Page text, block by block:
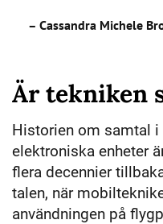
– Cassandra Michele
Är tekniken
Historien om samtal
elektroniska enheter
flera decennier
talen, när
användningen på